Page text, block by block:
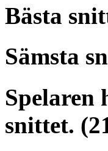
Bästa
Sämsta
Spelaren
snittet.